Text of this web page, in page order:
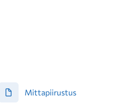
Mittapiirustus